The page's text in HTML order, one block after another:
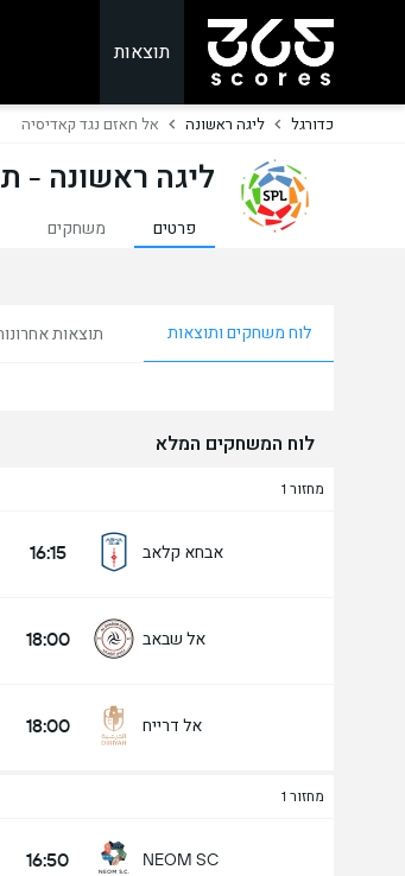
תוצאות
כדורגל ליגה ראשונה אל חאזם נגד קאדיסיה
ליגה ראשונה -
פרטים משחקים
לוח משחקים ותוצאות תוצאות
לוח המשחקים המלא
מחזור 1
אבחא קלאב 16:15
אל שבאב 18:00
אל דרייח 18:00
מחזור 1
NEOM SC
16:50